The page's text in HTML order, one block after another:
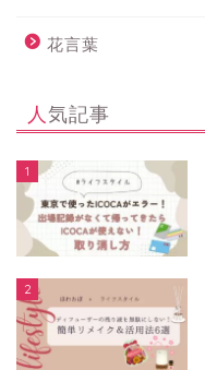
花言葉
人気記事
1
2